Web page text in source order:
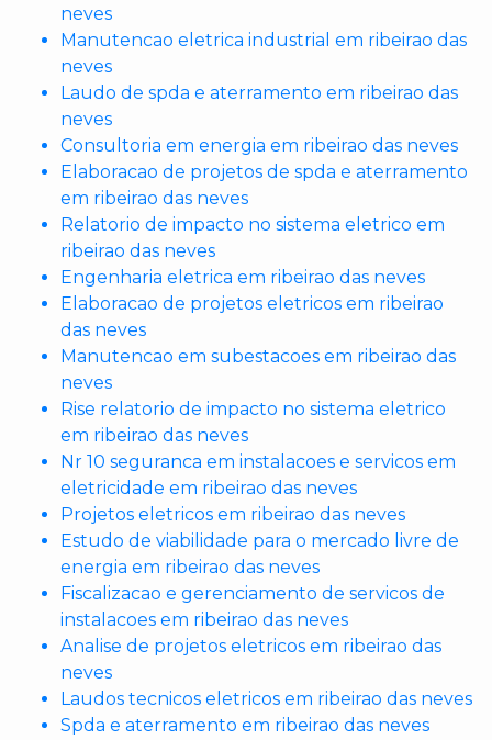
neves
Manutencao eletrica industrial em ribeirao das
neves
Laudo de spda e aterramento em ribeirao das
neves
Consultoria em energia em ribeirao das neves
Elaboracao de projetos de spda e aterramento
em ribeirao das neves
Relatorio de impacto no sistema eletrico em
ribeirao das neves
Engenharia eletrica em ribeirao das neves
Elaboracao de projetos eletricos em ribeirao
das neves
Manutencao em subestacoes em ribeirao das
neves
Rise relatorio de impacto no sistema eletrico
em ribeirao das neves
Nr 10 seguranca em instalacoes e servicos em
eletricidade em ribeirao das neves
Projetos eletricos em ribeirao das neves
Estudo de viabilidade para o mercado livre de
energia em ribeirao das neves
Fiscalizacao e gerenciamento de servicos de
instalacoes em ribeirao das neves
Analise de projetos eletricos em ribeirao das
neves
Laudos tecnicos eletricos em ribeirao das neves
Spda e aterramento em ribeirao das neves